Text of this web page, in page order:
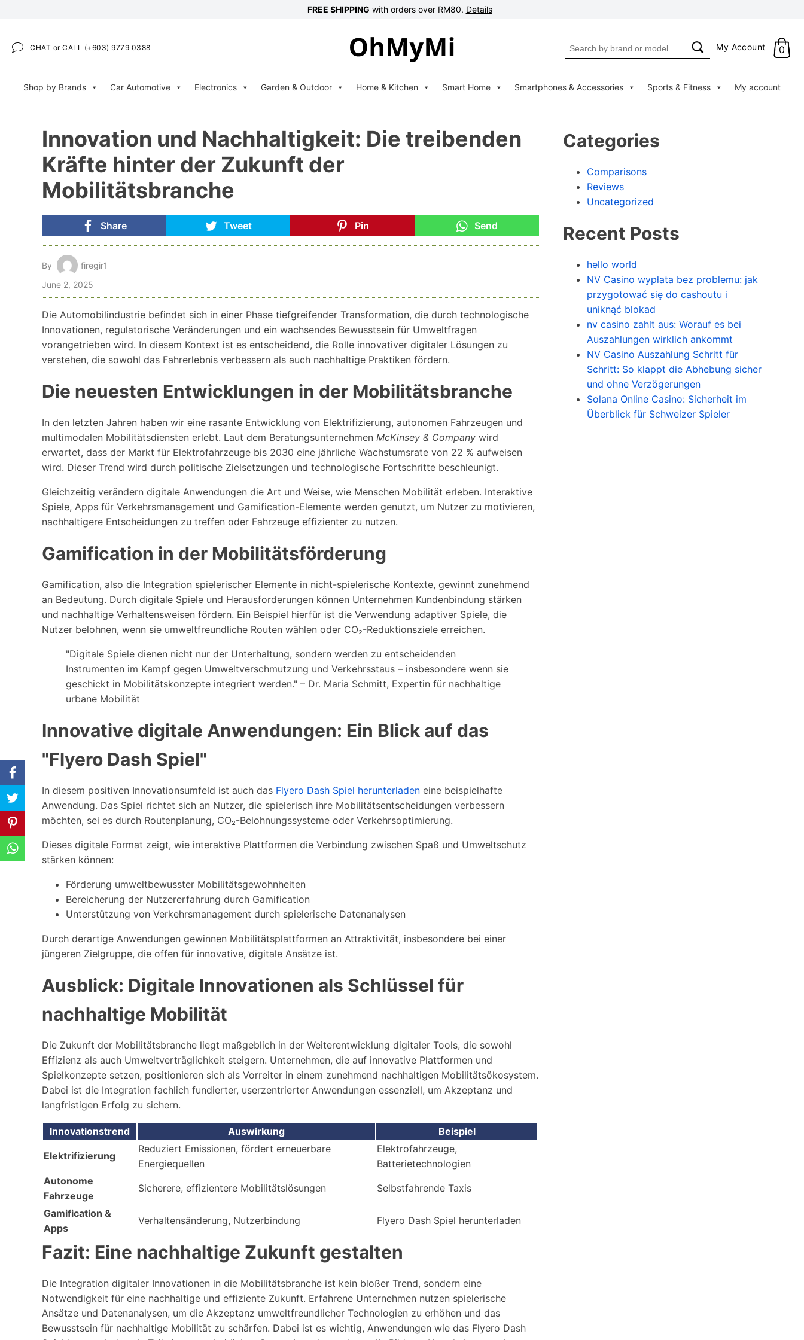
FREE SHIPPING with orders over RM80. Details
CHAT or CALL (+603) 9779 0388
Search
for:
My Account 0
Shop by Brands Car Automotive Electronics Garden & Outdoor Home & Kitchen Smart Home Smartphones & Accessories Sports & Fitness My account
Innovation und Nachhaltigkeit: Die treibenden
Kräfte hinter der Zukunft der
Mobilitätsbranche
Share Tweet Pin Send
By
firegir1
June 2, 2025
Die Automobilindustrie befindet sich in einer Phase tiefgreifender Transformation, die durch technologische
Innovationen, regulatorische Veränderungen und ein wachsendes Bewusstsein für Umweltfragen
vorangetrieben wird. In diesem Kontext ist es entscheidend, die Rolle innovativer digitaler Lösungen zu
verstehen, die sowohl das Fahrerlebnis verbessern als auch nachhaltige Praktiken fördern.
Die neuesten Entwicklungen in der Mobilitätsbranche
In den letzten Jahren haben wir eine rasante Entwicklung von Elektrifizierung, autonomen Fahrzeugen und
multimodalen Mobilitätsdiensten erlebt. Laut dem Beratungsunternehmen McKinsey & Company wird
erwartet, dass der Markt für Elektrofahrzeuge bis 2030 eine jährliche Wachstumsrate von 22 % aufweisen
wird. Dieser Trend wird durch politische Zielsetzungen und technologische Fortschritte beschleunigt.
Gleichzeitig verändern digitale Anwendungen die Art und Weise, wie Menschen Mobilität erleben. Interaktive
Spiele, Apps für Verkehrsmanagement und Gamification-Elemente werden genutzt, um Nutzer zu motivieren,
nachhaltigere Entscheidungen zu treffen oder Fahrzeuge effizienter zu nutzen.
Gamification in der Mobilitätsförderung
Gamification, also die Integration spielerischer Elemente in nicht-spielerische Kontexte, gewinnt zunehmend
an Bedeutung. Durch digitale Spiele und Herausforderungen können Unternehmen Kundenbindung stärken
und nachhaltige Verhaltensweisen fördern. Ein Beispiel hierfür ist die Verwendung adaptiver Spiele, die
Nutzer belohnen, wenn sie umweltfreundliche Routen wählen oder CO₂-Reduktionsziele erreichen.
"Digitale Spiele dienen nicht nur der Unterhaltung, sondern werden zu entscheidenden
Instrumenten im Kampf gegen Umweltverschmutzung und Verkehrsstaus – insbesondere wenn sie
geschickt in Mobilitätskonzepte integriert werden." – Dr. Maria Schmitt, Expertin für nachhaltige
urbane Mobilität
Innovative digitale Anwendungen: Ein Blick auf das
"Flyero Dash Spiel"
In diesem positiven Innovationsumfeld ist auch das Flyero Dash Spiel herunterladen eine beispielhafte
Anwendung. Das Spiel richtet sich an Nutzer, die spielerisch ihre Mobilitätsentscheidungen verbessern
möchten, sei es durch Routenplanung, CO₂-Belohnungssysteme oder Verkehrsoptimierung.
Dieses digitale Format zeigt, wie interaktive Plattformen die Verbindung zwischen Spaß und Umweltschutz
stärken können:
Förderung umweltbewusster Mobilitätsgewohnheiten
Bereicherung der Nutzererfahrung durch Gamification
Unterstützung von Verkehrsmanagement durch spielerische Datenanalysen
Durch derartige Anwendungen gewinnen Mobilitätsplattformen an Attraktivität, insbesondere bei einer
jüngeren Zielgruppe, die offen für innovative, digitale Ansätze ist.
Ausblick: Digitale Innovationen als Schlüssel für
nachhaltige Mobilität
Die Zukunft der Mobilitätsbranche liegt maßgeblich in der Weiterentwicklung digitaler Tools, die sowohl
Effizienz als auch Umweltverträglichkeit steigern. Unternehmen, die auf innovative Plattformen und
Spielkonzepte setzen, positionieren sich als Vorreiter in einem zunehmend nachhaltigen Mobilitätsökosystem.
Dabei ist die Integration fachlich fundierter, userzentrierter Anwendungen essenziell, um Akzeptanz und
langfristigen Erfolg zu sichern.
Innovationstrend Auswirkung Beispiel
Elektrifizierung
Reduziert Emissionen, fördert erneuerbare
Energiequellen
Elektrofahrzeuge,
Batterietechnologien
Autonome
Fahrzeuge
Sicherere, effizientere Mobilitätslösungen Selbstfahrende Taxis
Gamification &
Apps
Verhaltensänderung, Nutzerbindung Flyero Dash Spiel herunterladen
Fazit: Eine nachhaltige Zukunft gestalten
Die Integration digitaler Innovationen in die Mobilitätsbranche ist kein bloßer Trend, sondern eine
Notwendigkeit für eine nachhaltige und effiziente Zukunft. Erfahrene Unternehmen nutzen spielerische
Ansätze und Datenanalysen, um die Akzeptanz umweltfreundlicher Technologien zu erhöhen und das
Bewusstsein für nachhaltige Mobilität zu schärfen. Dabei ist es wichtig, Anwendungen wie das Flyero Dash
Categories
Comparisons
Reviews
Uncategorized
Recent Posts
hello world
NV Casino wypłata bez problemu: jak
przygotować się do cashoutu i
uniknąć blokad
nv casino zahlt aus: Worauf es bei
Auszahlungen wirklich ankommt
NV Casino Auszahlung Schritt für
Schritt: So klappt die Abhebung sicher
und ohne Verzögerungen
Solana Online Casino: Sicherheit im
Überblick für Schweizer Spieler